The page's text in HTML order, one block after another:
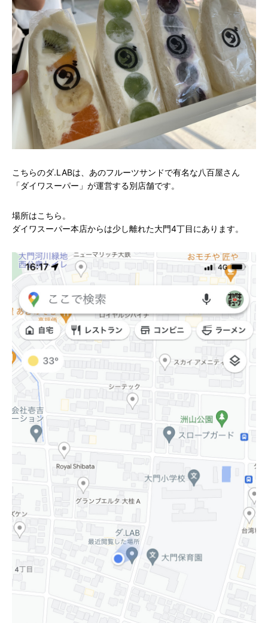
こちらのダ.LABは、あのフルーツサンドで有名な八百屋さん
「ダイワスーパー」が運営する別店舗です。
場所はこちら。
ダイワスーパー本店からは少し離れた大門4丁目にあります。